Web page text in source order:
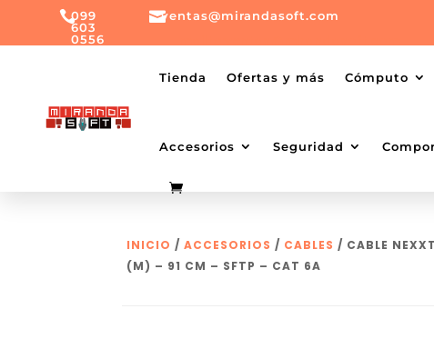
099
603
0556
0556
ventas@mirandasoft.com
mailto:ventas@mirandasoft.com
Tienda Ofertas y más Cómputo
Accesorios Seguridad
INICIO /ACCESORIOS / CABLES / CABLE
(M) – 91 CM – SFTP – CAT 6A